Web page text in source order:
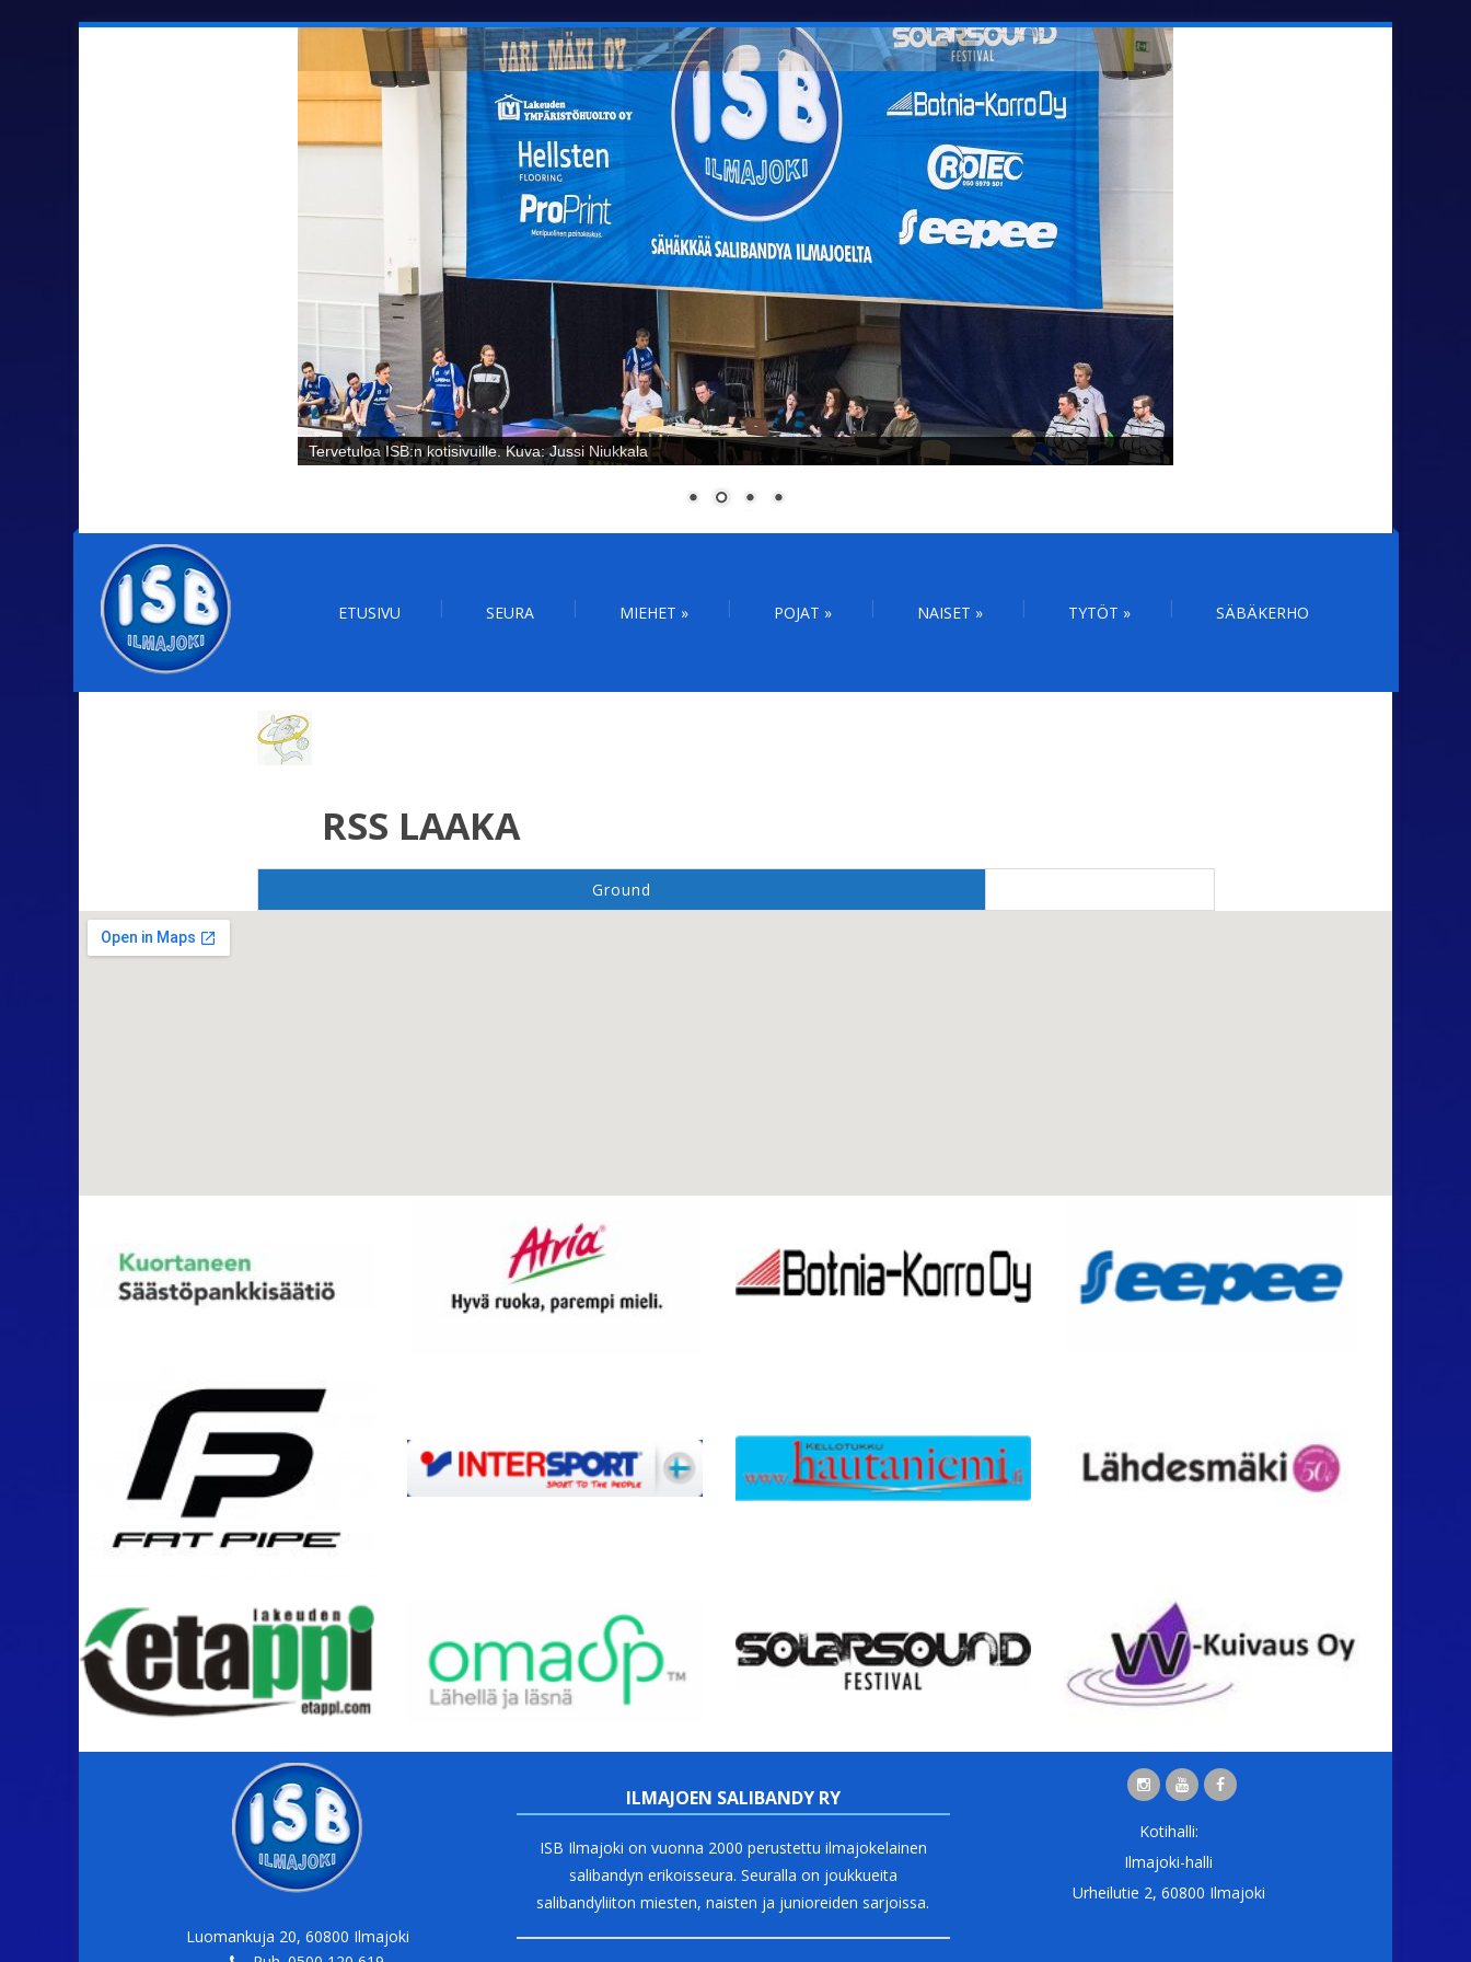
Sähäkkää salibandya Ilmajoelta! Kuva: Jussi Niukkala
ETUSIVU SEURA MIEHET » POJAT » NAISET » TYTÖT » SÄBÄKERHO
RSS LAAKA
Ground
Luomankuja 20, 60800 Ilmajoki
ILMAJOEN SALIBANDY RY
ISB Ilmajoki on vuonna 2000 perustettu ilmajokelainen
salibandyn erikoisseura. Seuralla on joukkueita
salibandyliiton miesten, naisten ja junioreiden sarjoissa.
Kotihalli:
Ilmajoki-halli
Urheilutie 2, 60800 Ilmajoki